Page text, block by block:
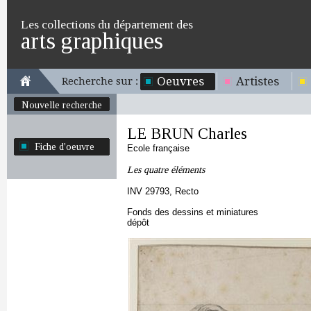
Les collections du département des
arts graphiques
Recherche sur : Oeuvres Artistes
Nouvelle recherche
Fiche d'oeuvre
LE BRUN Charles
Ecole française
Les quatre éléments
INV 29793, Recto
Fonds des dessins et miniatures
dépôt